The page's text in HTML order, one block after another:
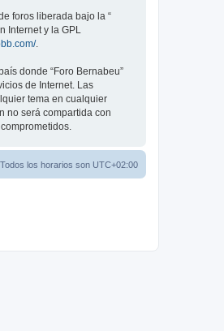
foros liberada bajo la “
Internet y la GPL
.
donde “Foro Bernabeu”
de Internet. Las
tema en cualquier
no será compartida con
Todos los horarios son UTC+02:00